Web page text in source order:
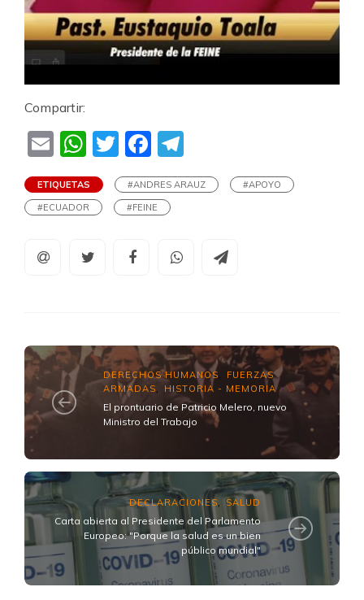
Compartir:
EmailWhatsApp
TwitterFacebook
ETIQUETAS #ANDRES ARAUZ
#APOYO
#ECUADOR
#FEINE
DERECHOS HUMANOS
FUERZAS
ARMADAS
HISTORIA - MEMORIA
El prontuario de Patricio Melero, nuevo
Ministro del Trabajo
DECLARACIONES SALUD
Carta abierta al Presidente del Parlamento
Europeo: "Porque la salud es un bien
público mundial"